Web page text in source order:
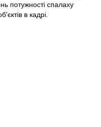
потужності спалаху
в кадрі.